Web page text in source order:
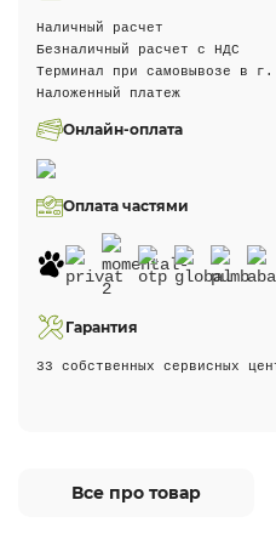
Наличный расчет
Безналичный расчет с НДС
Терминал при самовывозе в г.
Наложенный платеж
Онлайн-оплата
Оплата частями
Гарантия
33 собственных сервисных
Все про товар